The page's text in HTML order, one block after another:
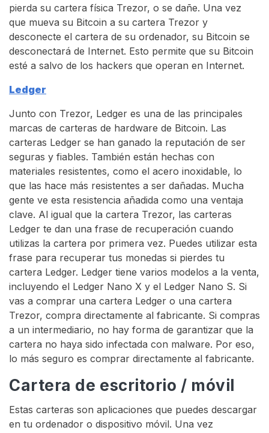
pierda su cartera física Trezor, o se dañe. Una vez
que mueva su Bitcoin a su cartera Trezor y
desconecte el cartera de su ordenador, su Bitcoin se
desconectará de Internet. Esto permite que su Bitcoin
esté a salvo de los hackers que operan en Internet.
Ledger
Junto con Trezor, Ledger es una de las principales
marcas de carteras de hardware de Bitcoin. Las
carteras Ledger se han ganado la reputación de ser
seguras y fiables. También están hechas con
materiales resistentes, como el acero inoxidable, lo
que las hace más resistentes a ser dañadas. Mucha
gente ve esta resistencia añadida como una ventaja
clave. Al igual que la cartera Trezor, las carteras
Ledger te dan una frase de recuperación cuando
utilizas la cartera por primera vez. Puedes utilizar esta
frase para recuperar tus monedas si pierdes tu
cartera Ledger. Ledger tiene varios modelos a la venta,
incluyendo el Ledger Nano X y el Ledger Nano S. Si
vas a comprar una cartera Ledger o una cartera
Trezor, compra directamente al fabricante. Si compras
a un intermediario, no hay forma de garantizar que la
cartera no haya sido infectada con malware. Por eso,
lo más seguro es comprar directamente al fabricante.
Cartera de escritorio / móvil
Estas carteras son aplicaciones que puedes descargar
en tu ordenador o dispositivo móvil. Una vez